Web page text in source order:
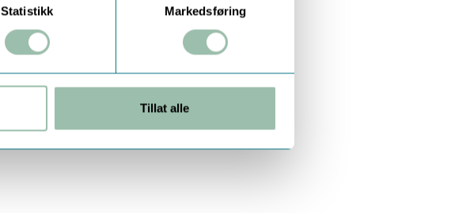
Statistikk Markedsføring
Tillat alle